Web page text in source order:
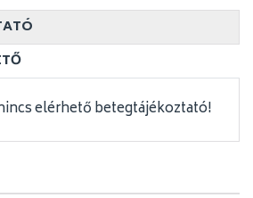
elérhető betegtájékoztató!